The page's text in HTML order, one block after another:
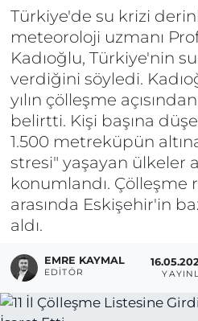
Türkiye'de su krizi
meteoroloji uzmanı
Kadıoğlu, Türkiye'nin
verdiğini söyledi.
yılın çölleşme
belirtti. Kişi başına
1.500 metreküpün
stresi" yaşayan ülkeler
konumlandı. Çölleşme
arasında Eskişehir'in
aldı.
EMRE KAYMAL
EDITÖR